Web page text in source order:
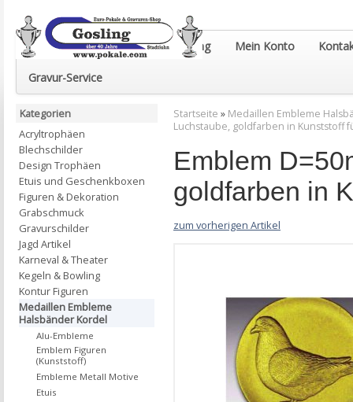
Euro-Pokale & Gravur-Shop Gosling Mein Konto
Gravur-Service
Startseite » Medaillen Embleme
Luchstaube, goldfarben in Kunststoff
Emblem
goldfarben in
zum vorherigen Artikel
Kategorien
Acryltrophäen
Blechschilder
Design Trophäen
Etuis und Geschenkboxen
Figuren & Dekoration
Grabschmuck
Gravurschilder
Jagd Artikel
Karneval & Theater
Kegeln & Bowling
Kontur Figuren
Medaillen Embleme
Halsbänder Kordel
Alu-Embleme
Emblem Figuren
(Kunststoff)
Embleme Metall Motive
Etuis